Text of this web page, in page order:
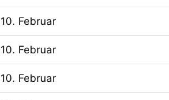
10. Februar
10. Februar
10. Februar